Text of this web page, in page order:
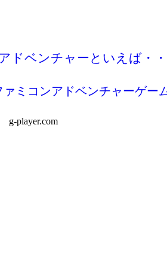
ドベンチャーといえば・・
ミコンアドベンチャーゲー
g-player.com